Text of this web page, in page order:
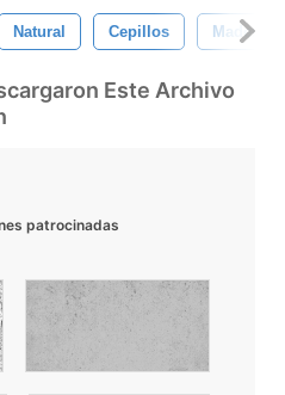
Natural Cepillos Madera
Este Archivo
patrocinadas